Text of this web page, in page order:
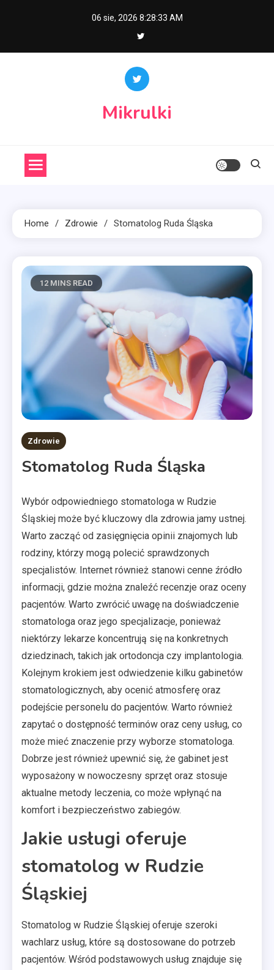
06 sie, 2026 8:28:34 AM
Mikrulki
Home Zdrowie Stomatolog Ruda Śląska
12 MINS READ
Zdrowie
Stomatolog Ruda Śląska
Wybór odpowiedniego stomatologa w Rudzie
Śląskiej może być kluczowy dla zdrowia jamy ustnej.
Warto zacząć od zasięgnięcia opinii znajomych lub
rodziny, którzy mogą polecić sprawdzonych
specjalistów. Internet również stanowi cenne źródło
informacji, gdzie można znaleźć recenzje oraz oceny
pacjentów. Warto zwrócić uwagę na doświadczenie
stomatologa oraz jego specjalizacje, ponieważ
niektórzy lekarze koncentrują się na konkretnych
dziedzinach, takich jak ortodoncja czy implantologia.
Kolejnym krokiem jest odwiedzenie kilku gabinetów
stomatologicznych, aby ocenić atmosferę oraz
podejście personelu do pacjentów. Warto również
zapytać o dostępność terminów oraz ceny usług, co
może mieć znaczenie przy wyborze stomatologa.
Dobrze jest również upewnić się, że gabinet jest
wyposażony w nowoczesny sprzęt oraz stosuje
aktualne metody leczenia, co może wpłynąć na
komfort i bezpieczeństwo zabiegów.
Jakie usługi oferuje
stomatolog w Rudzie
Śląskiej
Stomatolog w Rudzie Śląskiej oferuje szeroki
wachlarz usług, które są dostosowane do potrzeb
pacjentów. Wśród podstawowych usług znajduje się